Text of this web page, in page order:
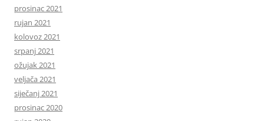
prosinac 2021
rujan 2021
kolovoz 2021
srpanj 2021
ožujak 2021
veljača 2021
siječanj 2021
prosinac 2020